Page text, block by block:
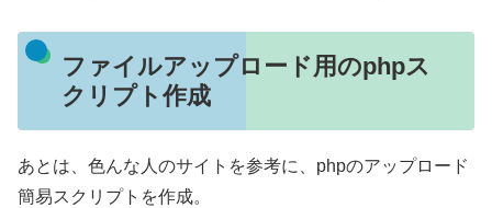
ファイルアップロード用のphpス
クリプト作成
あとは、色んな人のサイトを参考に、phpのアップロード
簡易スクリプトを作成。